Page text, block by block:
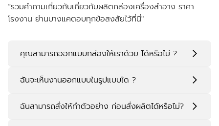
“รวมคำถามเกี่ยวกับเกี่ยวกับผลิตกล่องเครื่องสำอาง ราคา
โรงงาน ย่านบางแคตอบทุกข้อสงสัยไว้ที่นี่"
คุณสามารถออกแบบกล่องให้เราด้วย ได้หรือไม่ ?
ฉันจะเห็นงานออกแบบในรูปแบบใด ?
ฉันสามารถสั่งให้ทำตัวอย่าง ก่อนสั่งผลิตได้หรือไม่?